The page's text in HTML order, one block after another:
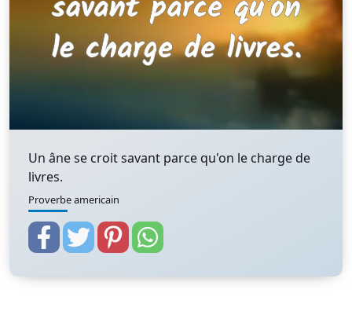
Un âne se croit savant parce qu'on le charge de
livres.
Proverbe americain